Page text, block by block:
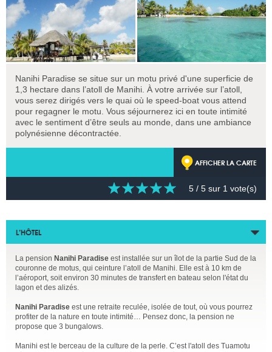
Nanihi Paradise se situe sur un motu privé d'une superficie de
1,3 hectare dans l’atoll de Manihi. À votre arrivée sur l’atoll,
vous serez dirigés vers le quai où le speed-boat vous attend
pour regagner le motu. Vous séjournerez ici en toute intimité
avec le sentiment d’être seuls au monde, dans une ambiance
polynésienne décontractée.
AFFICHER LA CARTE
5 / 5 sur 1 vote(s)
L’HÔTEL
La pension Nanihi Paradise est installée sur un îlot de la partie Sud de la
couronne de motus, qui ceinture l’atoll de Manihi. Elle est à 10 km de
l’aéroport, soit environ 30 minutes de transfert en bateau selon l'état du
lagon et des alizés.
Nanihi Paradise est une retraite reculée, isolée de tout, où vous pourrez
profiter de la nature en toute intimité… Pensez donc, la pension ne
propose que 3 bungalows.
Manihi est le berceau de la culture de la perle. C’est l'atoll des Tuamotu